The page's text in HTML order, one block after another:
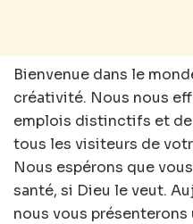
Bienvenue dans le
créativité. Nous nous
emplois distinctifs et
tous les visiteurs de
Nous espérons que
santé, si Dieu le veut.
nous vous